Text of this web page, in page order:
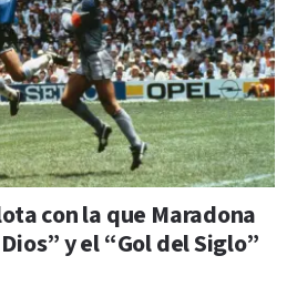
con la que Maradona
y el “Gol del Siglo”